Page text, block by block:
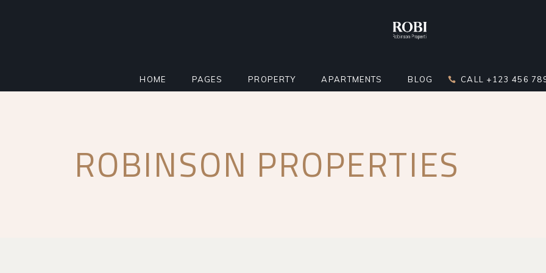
HOME
SMART HOME
PAGES
REGISTER INTEREST
PROPERTY
PROPERTY SINGLE
APARTMENTS
MULTIPLE APARTMENTS
BLOG
NO SIDEBAR
CALL +123 456
ROBINSON PROPERTIES